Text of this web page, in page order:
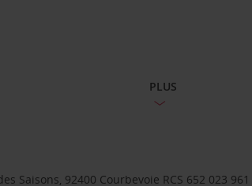
PLUS
Saisons, 92400 Courbevoie RCS 652 023 961